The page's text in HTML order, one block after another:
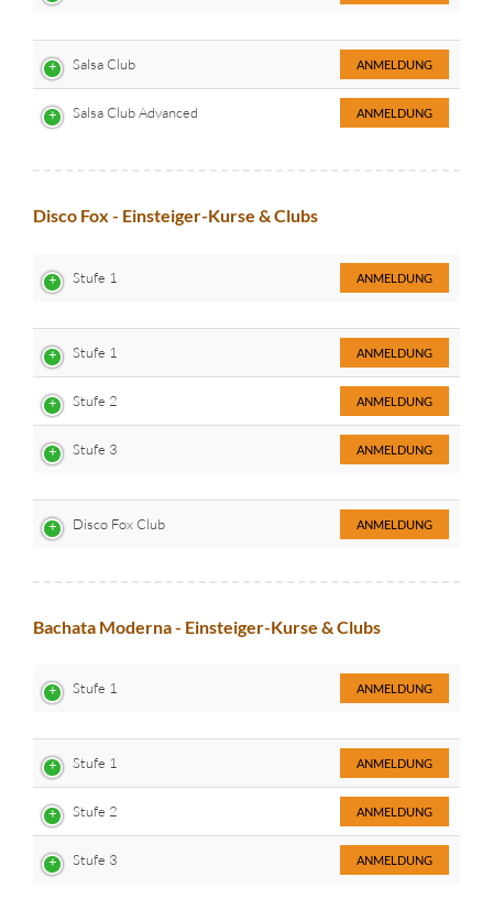
Salsa Club ANMELDUNG
Salsa Club Advanced ANMELDUNG
Disco Fox - Einsteiger-Kurse & Clubs
Stufe 1 ANMELDUNG
Stufe 1 ANMELDUNG
Stufe 2 ANMELDUNG
Stufe 3 ANMELDUNG
Disco Fox Club ANMELDUNG
Bachata Moderna - Einsteiger-Kurse & Clubs
Stufe 1 ANMELDUNG
Stufe 1 ANMELDUNG
Stufe 2 ANMELDUNG
Stufe 3 ANMELDUNG